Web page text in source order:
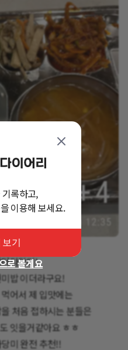
흰쌀밥이 나와서
다당미!
밥 이더라구요!
어서 제 입맛에는
처음 접하시는 분들은
잇을거같아요 ㅎㅎ
미 완전 추천!!
록하고,
이용해 보세요.
기
로 볼게요